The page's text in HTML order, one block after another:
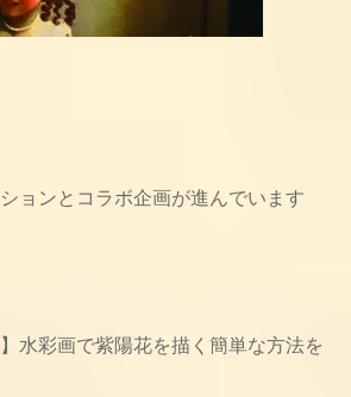
ョンとコラボ企画が進んでいます
水彩画で紫陽花を描く簡単な方法を